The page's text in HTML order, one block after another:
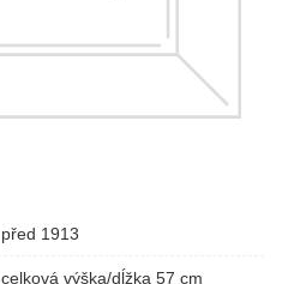
před 1913
celková výška/dĺžka 57 cm